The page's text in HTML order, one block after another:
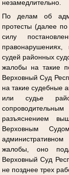
незамедлительно.
По делам об
протесты (далее
силу
судей районных
жалобы на такие
Верховный Суд
на такие судебные
или судье
разъяснением
Верховным
жалобы, оно
Верховный Суд
не позднее трех